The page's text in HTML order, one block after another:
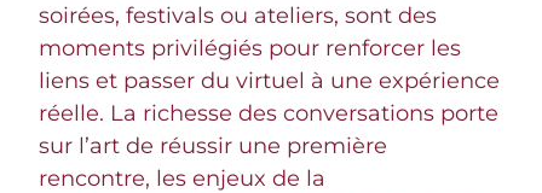
soirées, festivals ou ateliers, sont des
moments privilégiés pour renforcer les
liens et passer du virtuel à une expérience
réelle. La richesse des conversations porte
sur l’art de réussir une première
rencontre, les enjeux de la